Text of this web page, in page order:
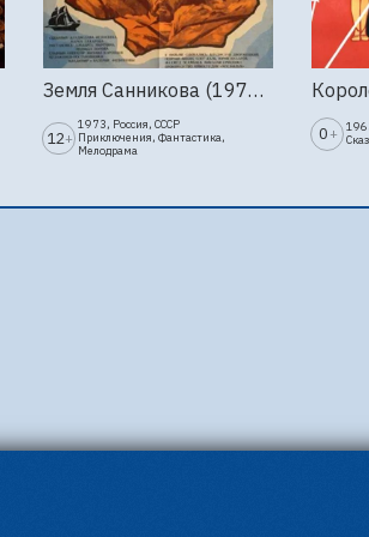
Земля Санникова (1973, Мосфильм)
12+
1973, Россия, СССР
Приключения, Фантастика,
Мелодрама
0 +